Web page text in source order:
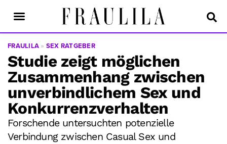
FRAULILA » SEX RATGEBER
Studie zeigt möglichen
Zusammenhang zwischen
unverbindlichem Sex und
Konkurrenzverhalten
Forschende untersuchten potenzielle
Verbindung zwischen Casual Sex und